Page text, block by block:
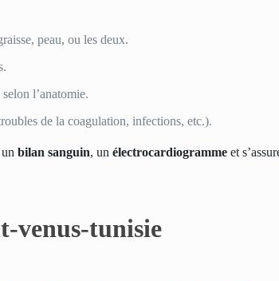
peau, ou les deux.
l’anatomie.
de la coagulation, infections, etc.).
unbilan sanguin, unélectrocardiogramme et